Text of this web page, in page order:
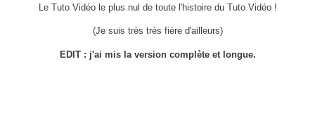
Le Tuto Vidéo le plus nul de toute l'histoire du Tuto Vidéo !
(Je suis très très fière d'ailleurs)
EDIT : j'ai mis la version complète et longue.